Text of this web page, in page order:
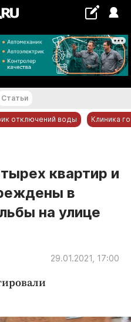
°С
Статьи
отключений воды Клиника
квартир и
в
на улице
29.01.2021, 17:00